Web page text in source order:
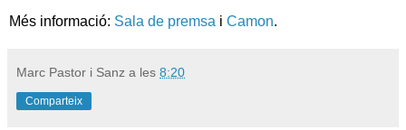
Més informació: Sala de premsa i Camon.
Marc Pastor i Sanz a les 8:20
Comparteix